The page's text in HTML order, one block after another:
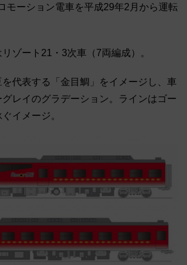
モーション電車を平成29年2月から運転
ゾート21・3次車（7両編成）。
代表する「金目鯛」をイメージし、車
レイのグラデーション。ラインはゴー
イメージ。